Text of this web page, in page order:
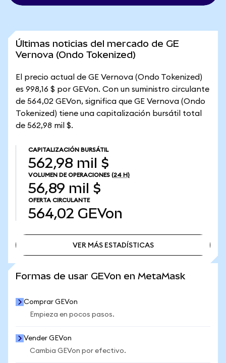
Últimas noticias del mercado de GE
Vernova (Ondo Tokenized)
El precio actual de GE Vernova (Ondo Tokenized)
es 998,16 $ por GEVon. Con un suministro circulante
de 564,02 GEVon, significa que GE Vernova (Ondo
Tokenized) tiene una capitalización bursátil total
de 562,98 mil $.
CAPITALIZACIÓN BURSÁTIL
562,98 mil $
VOLUMEN DE OPERACIONES (24 H)
56,89 mil $
OFERTA CIRCULANTE
564,02 GEVon
VER MÁS ESTADÍSTICAS
Formas de usar GEVon en MetaMask
Comprar GEVon
Empieza en pocos pasos.
Vender GEVon
Cambia GEVon por efectivo.